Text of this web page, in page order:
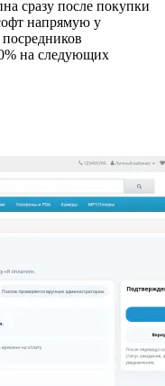
сразу после покупки
напрямую у
на следующих